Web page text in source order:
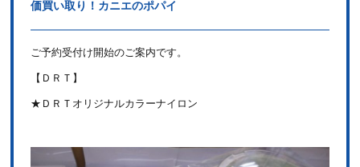
価買い取り！カニエのポパイ
ご予約受付け開始のご案内です。
【ＤＲＴ】
★ＤＲＴオリジナルカラーナイロン